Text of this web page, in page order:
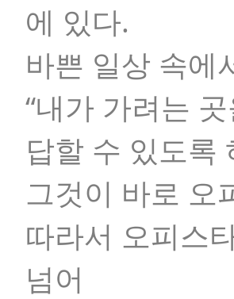
에 있다.
바쁜 일상 속에
“내가 가려는
답할 수 있도록
그것이 바로 오
따라서 오피스
넘어